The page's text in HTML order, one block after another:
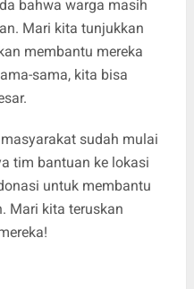
bahwa warga masih
Mari kita tunjukkan
membantu mereka
sama, kita bisa
sudah mulai
tim bantuan ke lokasi
untuk membantu
Mari kita teruskan